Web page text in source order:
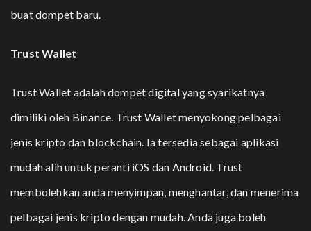
buat dompet baru.
Trust Wallet
Trust Wallet adalah dompet digital yangsyarikatnya
dimiliki oleh Binance . Trust Wallet menyokong pelbagai
jenis kripto dan blockchain. Ia tersedia sebagai aplikasi
mudah alih untuk peranti iOS dan Android. Trust
membolehkan anda menyimpan, menghantar, dan menerima
pelbagai jenis kripto dengan mudah. Anda juga boleh